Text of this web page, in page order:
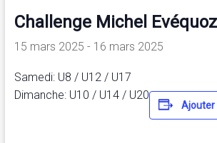
Challenge Michel
15 mars 2025 - 16 mars 2025
Samedi: U8 / U12 / U17
Dimanche: U10 / U14 / U20
Ajouter